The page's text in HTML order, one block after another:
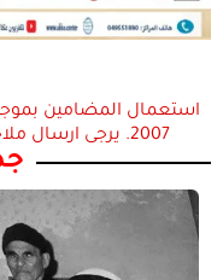
2007. يرجى ارسال ملاحظات لـ akkanet.net@gmail.com